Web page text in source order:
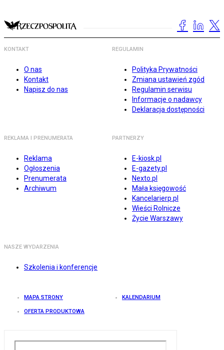
KONTAKT
O nas
Kontakt
Napisz do nas
REGULAMIN
Polityka Prywatności
Zmiana ustawień zgód
Regulamin serwisu
Informacje o nadawcy
Deklaracja dostępności
REKLAMA I PRENUMERATA
Reklama
Ogłoszenia
Prenumerata
Archiwum
PARTNERZY
E-kiosk.pl
E-gazety.pl
Nexto.pl
Mała księgowość
Kancelarierp.pl
Wieści Rolnicze
Życie Warszawy
NASZE WYDARZENIA
Szkolenia i konferencje
MAPA STRONY KALENDARIUM
OFERTA PRODUKTOWA